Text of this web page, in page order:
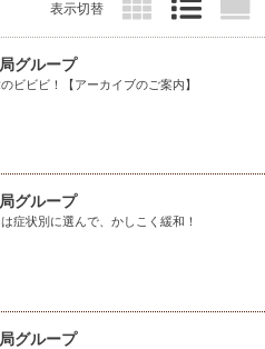
表示切替
グループ
ビビビ！【アーカイブのご案内】
グループ
症状別に選んで、かしこく緩和！
グループ